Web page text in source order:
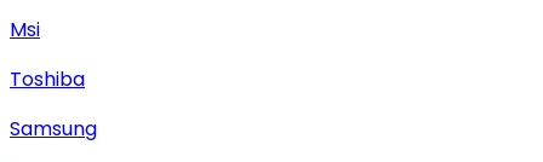
Msi
Toshiba
Samsung